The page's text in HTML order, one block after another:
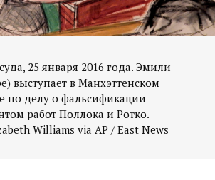
25 января 2016 года. Эмили
выступает в Манхэттенском
по делу о фальсификации
работ Поллока и Ротко.
Williams via AP / East News